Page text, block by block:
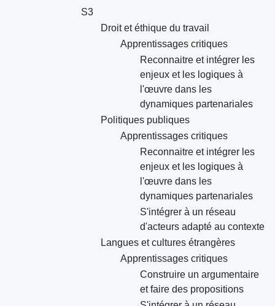
S3
Droit et éthique du travail
Apprentissages critiques
Reconnaitre et intégrer les
enjeux et les logiques à
l'œuvre dans les
dynamiques partenariales
Politiques publiques
Apprentissages critiques
Reconnaitre et intégrer les
enjeux et les logiques à
l'œuvre dans les
dynamiques partenariales
S'intégrer à un réseau
d'acteurs adapté au contexte
Langues et cultures étrangères
Apprentissages critiques
Construire un argumentaire
et faire des propositions